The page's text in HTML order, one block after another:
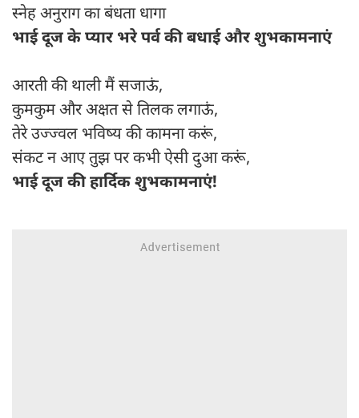
स्नेह अनुराग का बंधता धागा
भाई दूज के प्यार भरे पर्व की बधाई और शुभकामनाएं
आरती की थाली मैं सजाऊं,
कुमकुम और अक्षत से तिलक लगाऊं,
तेरे उज्ज्वल भविष्य की कामना करूं,
संकट न आए तुझ पर कभी ऐसी दुआ करूं,
भाई दूज की हार्दिक शुभकामनाएं!